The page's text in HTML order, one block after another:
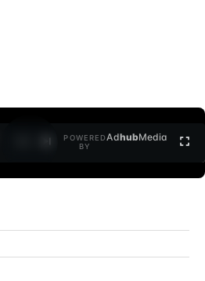
POWERED
BY
AdhubMedia